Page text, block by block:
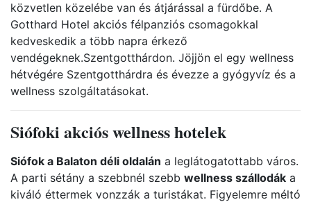
közvetlen közelébe van és átjárással a fürdőbe. A
Gotthard Hotel akciós félpanziós csomagokkal
kedveskedik a több napra érkező
vendégeknek.Szentgotthárdon. Jöjjön el egy wellness
hétvégére Szentgotthárdra és évezze a gyógyvíz és a
wellness szolgáltatásokat.
Siófoki akciós wellness hotelek
Siófok a Balaton déli oldalán a leglátogatottabb város.
A parti sétány a szebbnél szebb wellness szállodák a
kiváló éttermek vonzzák a turistákat. Figyelemre méltó